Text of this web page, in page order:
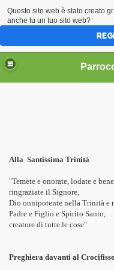
Alla Santissima Trinità
"Temete e onorate, lodate e
ringraziate il Signore,
Dio onnipotente nella Trinità e
Padre e Figlio e Spirito Santo,
creatore di tutte le cose"
Preghiera davanti al Crocifisso
Questo sito web è stato creato
anche tu un tuo sito web?